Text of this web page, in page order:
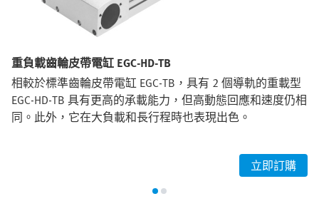
重負載齒輪皮帶電缸 EGC-HD-TB
相較於標準齒輪皮帶電缸 EGC-TB，具有 2 個導軌的重載型
EGC-HD-TB 具有更高的承載能力，但高動態回應和速度仍相
同。此外，它在大負載和長行程時也表現出色。
立即訂購